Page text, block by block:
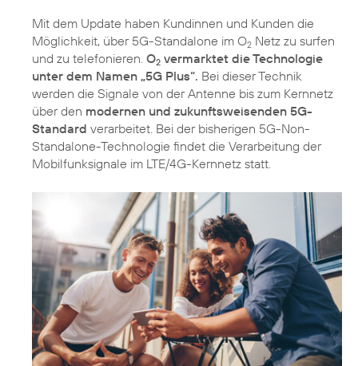
Mit dem Update haben Kundinnen und Kunden die
Möglichkeit, über 5G-Standalone im O2 Netz zu surfen
und zu telefonieren. O2 vermarktet die Technologie
unter dem Namen „5G Plus“. Bei dieser Technik
werden die Signale von der Antenne bis zum Kernnetz
über den modernen und zukunftsweisenden 5G-
Standard verarbeitet. Bei der bisherigen 5G-Non-
Standalone-Technologie findet die Verarbeitung der
Mobilfunksignale im LTE/4G-Kernnetz statt.